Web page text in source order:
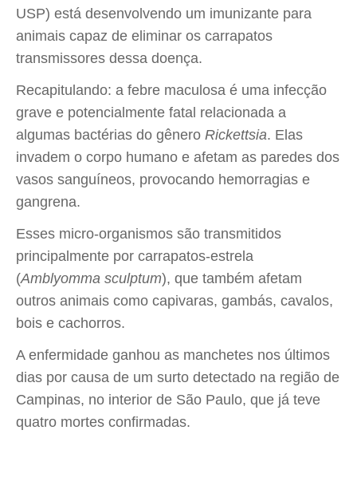
USP) está desenvolvendo um imunizante para
animais capaz de eliminar os carrapatos
transmissores dessa doença.
Recapitulando: a febre maculosa é uma infecção
grave e potencialmente fatal relacionada a
algumas bactérias do gênero Rickettsia. Elas
invadem o corpo humano e afetam as paredes dos
vasos sanguíneos, provocando hemorragias e
gangrena.
Esses micro-organismos são transmitidos
principalmente por carrapatos-estrela
(Amblyomma sculptum), que também afetam
outros animais como capivaras, gambás, cavalos,
bois e cachorros.
A enfermidade ganhou as manchetes nos últimos
dias por causa de um surto detectado na região de
Campinas, no interior de São Paulo, que já teve
quatro mortes confirmadas.